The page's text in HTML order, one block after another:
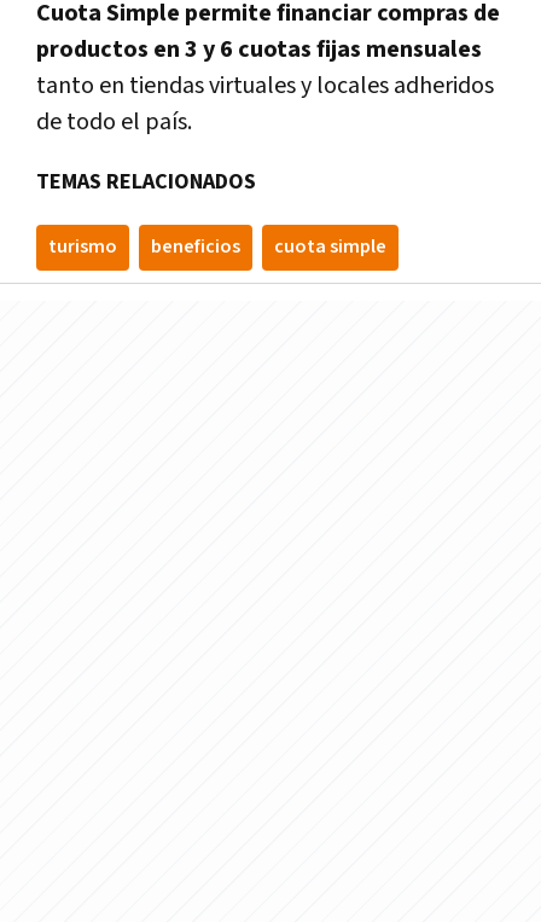
Cuota Simple permite financiar compras de
productos en 3 y 6 cuotas fijas mensuales
tanto en tiendas virtuales y locales adheridos
de todo el país.
TEMAS RELACIONADOS
turismo beneficios cuota simple